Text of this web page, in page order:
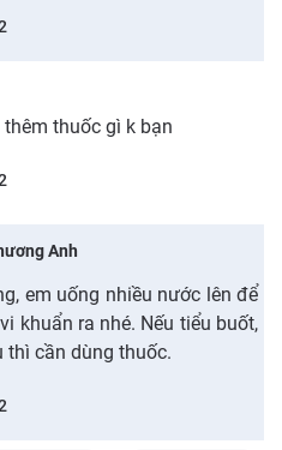
thêm thuốc gì k bạn
Anh
em uống nhiều nước lên để
khuẩn ra nhé. Nếu tiểu buốt,
thì cần dùng thuốc.